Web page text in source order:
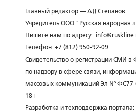
Главный редактор — А.Д.Степанов
Учредитель ООО "Русская народная
Пишите нам по адресу
Телефон: +7 (812) 950-92-09
Свидетельство о регистрации СМИ в
по надзору в сфере связи,
массовых коммуникаций Эл № ФС77-
18+
Разработка и техподдержка портала: